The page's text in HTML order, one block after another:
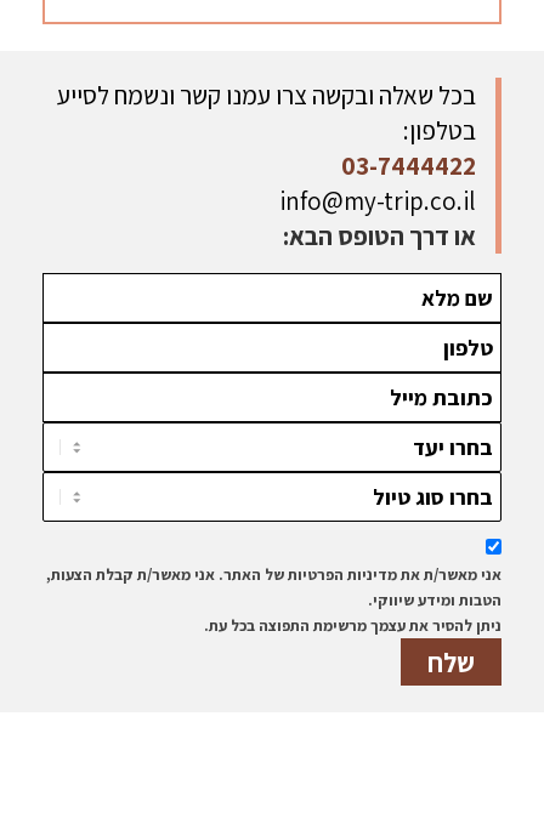
אני מאשר/ת את מדיניות הפרטיות של האתר. אני מאשר/ת קבלת הצעות,
הטבות ומידע שיווקי.
ניתן להסיר את עצמך מרשימת התפוצה בכל עת.
בכל שאלה ובקשה צרו עמנו קשר ונשמח לסייע
בטלפון:
03-7444422
info@my-trip.co.il
או דרך הטופס הבא: